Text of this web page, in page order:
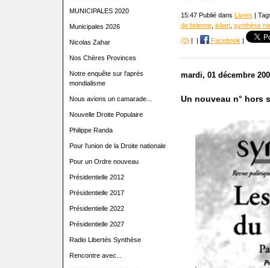
MUNICIPALES 2020
Municipales 2026
Nicolas Zahar
Nos Chères Provinces
Notre enquête sur l'après
mondialisme
Nous avions un camarade...
Nouvelle Droite Populaire
Philippe Randa
Pour l'union de la Droite nationale
Pour un Ordre nouveau
Présidentielle 2012
Présidentielle 2017
Présidentielle 2022
Présidentielle 2027
Radio Libertés Synthèse
Rencontre avec...
15:47 Publié dans Livres |
de brienne, islam, synthèse
(0) | | Facebook |
mardi, 01 décembre
Un nouveau n° hors